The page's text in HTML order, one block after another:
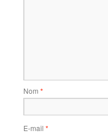
Nom *
E-mail *